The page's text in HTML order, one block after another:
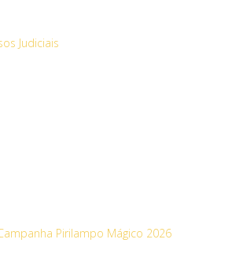
Judiciais
Pirilampo Mágico 2026